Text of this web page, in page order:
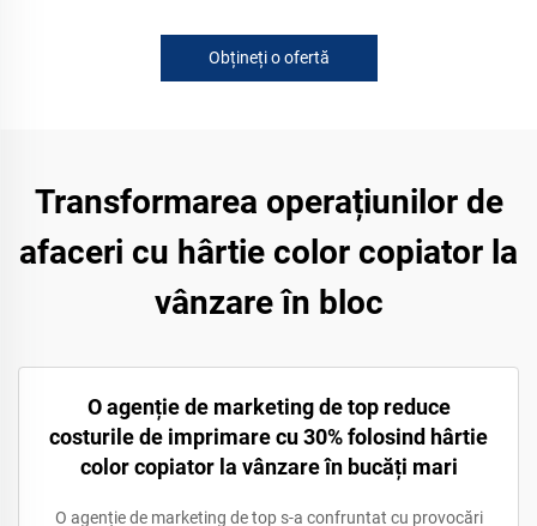
Obțineți o ofertă
Transformarea operațiunilor de
afaceri cu hârtie color copiator la
vânzare în bloc
O agenție de marketing de top reduce
costurile de imprimare cu 30% folosind hârtie
color copiator la vânzare în bucăți mari
O agenție de marketing de top s-a confruntat cu provocări